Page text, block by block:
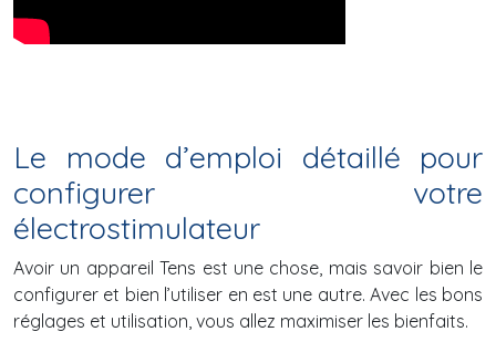
Le mode d’emploi détaillé pour
configurer votre
électrostimulateur
Avoir un appareil Tens est une chose, mais savoir bien le
configurer et bien l’utiliser en est une autre. Avec les bons
réglages et utilisation, vous allez maximiser les bienfaits.